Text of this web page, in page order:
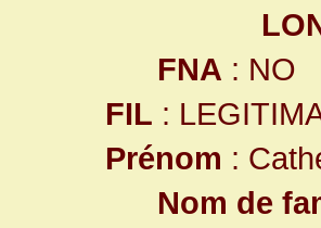
FNA : NO
FIL :
Prénom :
Nom de